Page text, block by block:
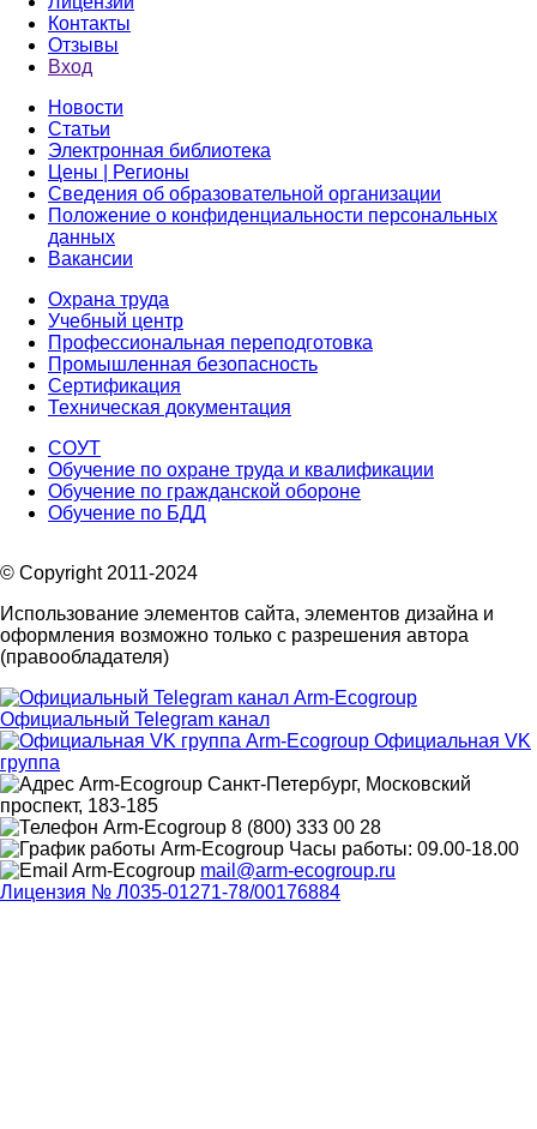
Контакты
Отзывы
Вход
Новости
Статьи
Электронная библиотека
Цены | Регионы
Сведения об образовательной организации
Положение о конфиденциальности персональных
данных
Вакансии
Охрана труда
Учебный центр
Профессиональная переподготовка
Промышленная безопасность
Сертификация
Техническая документация
СОУТ
Обучение по охране труда и квалификации
Обучение по гражданской обороне
Обучение по БДД
© Copyright 2011-2024
Использование элементов сайта, элементов дизайна и
оформления возможно только с разрешения автора
(правообладателя)
Официальный Telegram канал
Официальная VK
группа
Санкт-Петербург, Московский
проспект, 183-185
8 (800) 333 00 28
Часы работы: 09.00-18.00
mail@arm-ecogroup.ru
Лицензия № Л035-01271-78/00176884